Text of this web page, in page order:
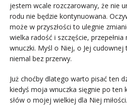
jestem wcale rozczarowany, że nie
rodu nie będzie kontynuowana.
może w przyszłości to ulegnie
wielka radość i szczęście,
wnuczki. Myśl o Niej, o Jej
niemal bez przerwy.
Już choćby dlatego warto pisać ten
kiedyś moja wnuczka sięgnie po ten
słów o mojej wielkiej dla Niej miłości.